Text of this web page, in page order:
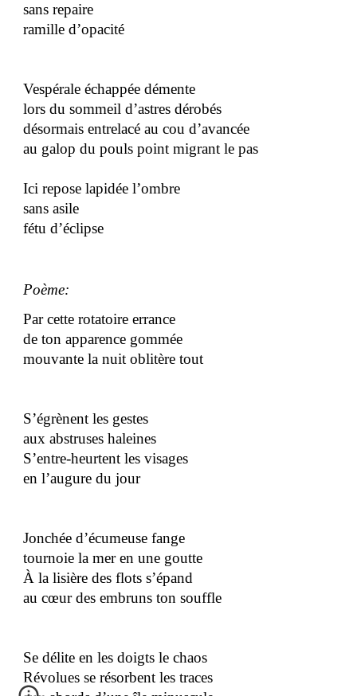
sans repaire
ramille d’opacité
Vespérale échappée démente
lors du sommeil d’astres dérobés
désormais entrelacé au cou d’avancée
au galop du pouls point migrant le pas
Ici repose lapidée l’ombre
sans asile
fétu d’éclipse
Poème:
Par cette rotatoire errance
de ton apparence gommée
mouvante la nuit oblitère tout
S’égrènent les gestes
aux abstruses haleines
S’entre-heurtent les visages
en l’augure du jour
Jonchée d’écumeuse fange
tournoie la mer en une goutte
À la lisière des flots s’épand
au cœur des embruns ton souffle
Se délite en les doigts le chaos
Révolues se résorbent les traces